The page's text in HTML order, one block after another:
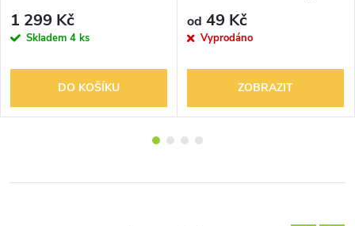
1 299 Kč
Skladem 4 ks
DO KOŠÍKU
od 49 Kč
Vyprodáno
ZOBRAZIT